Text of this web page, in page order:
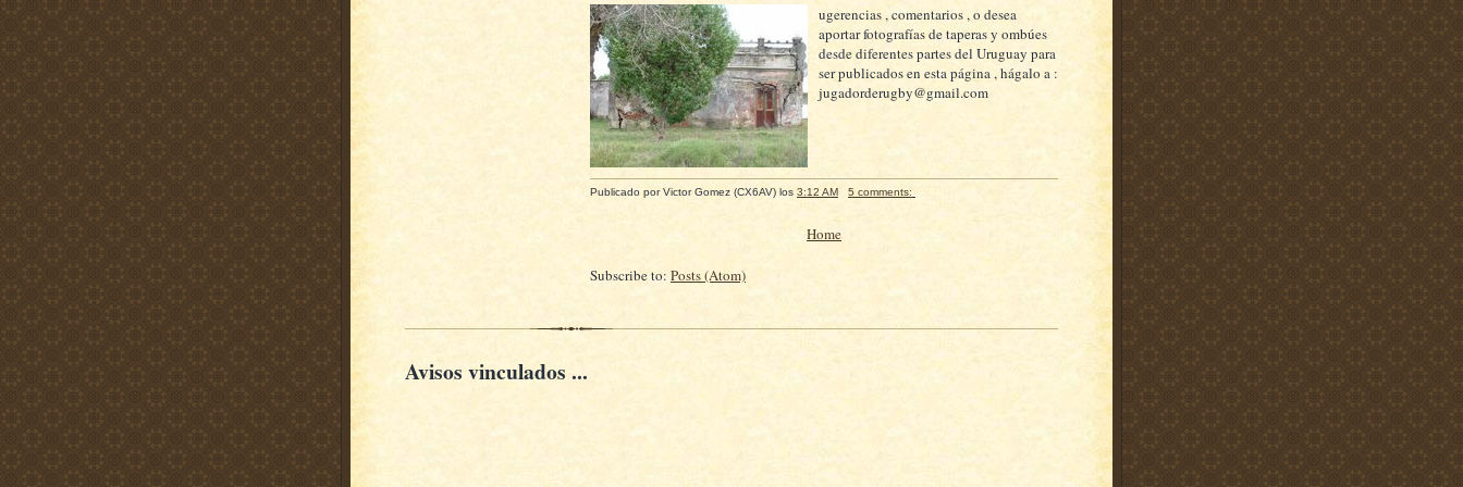
ugerencias , comentarios , o desea
aportar fotografías de taperas y ombúes
desde diferentes partes del Uruguay para
ser publicados en esta página , hágalo a :
jugadorderugby@gmail.com
Publicado porVictor Gomez (CX6AV) los 3:12 AM 5 comments:
Home
Subscribe to: Posts (Atom)
Avisos vinculados ...